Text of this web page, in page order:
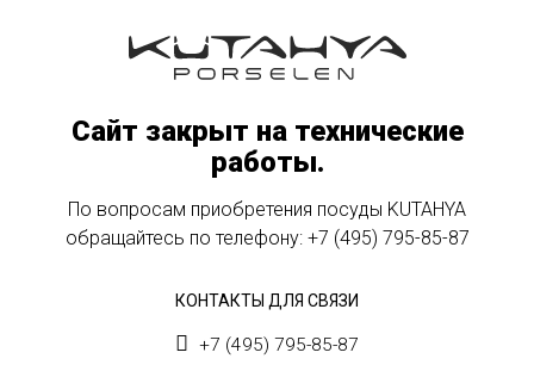
Сайт закрыт на технические
работы.
По вопросам приобретения посуды KUTAHYA
обращайтесь по телефону: +7 (495) 795-85-87
КОНТАКТЫ ДЛЯ СВЯЗИ
+7 (495) 795-85-87